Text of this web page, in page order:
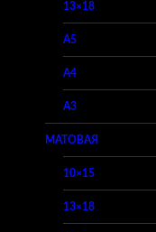
13×18
A5
A4
A3
МАТОВАЯ
10×15
13×18